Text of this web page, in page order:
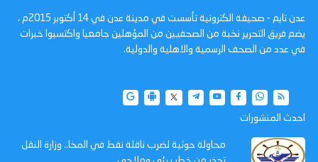
عدن تايم - صحيفة الكترونية تأسست في مدينة عدن في 14 أكتوبر 2015م ،
يضم فريق التحرير نخبة من الصحفيين من المؤهلين جامعيا واكتسبوا خبرات
في عدد من الصحف الرسمية والاهلية والدولية.
احدث المنشورات
محاولة حوثية لضرب ناقلة نفط في المخا.. وزارة النقل